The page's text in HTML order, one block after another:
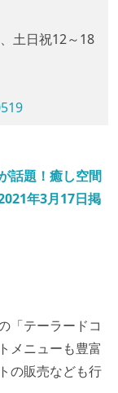
土日祝12～18
話題！癒し空間
年3月17日掲
「テーラードコ
メニューも豊富
の販売なども行